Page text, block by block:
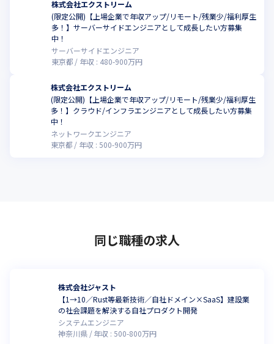
株式会社エクストリーム
(限定公開)【上場企業で年収アップ/リモート/残業少/福利厚生
多！】サーバーサイドエンジニアとして成長したい方募集
中！
サーバーサイドエンジニア
東京都
年収 : 480-900万円
株式会社エクストリーム
(限定公開)【上場企業で年収アップ/リモート/残業少/福利厚生
多！】クラウド/インフラエンジニアとして成長したい方募集
中！
ネットワークエンジニア
東京都
年収 : 500-900万円
同じ職種の求人
株式会社ジャスト
【1→10／Rust等最新技術／自社ドメイン×SaaS】建設業
の社会課題を解決する自社プロダクト開発
システムエンジニア
神奈川県
年収 :500-800万円